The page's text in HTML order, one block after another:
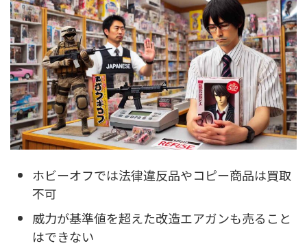
ホビーオフでは法律違反品やコピー商品は買取
不可
威力が基準値を超えた改造エアガンも売ること
はできない